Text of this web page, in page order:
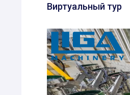
Виртуальный тур